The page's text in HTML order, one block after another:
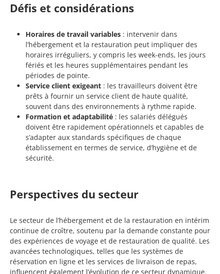
Défis et considérations
Horaires de travail variables : intervenir dans
l’hébergement et la restauration peut impliquer des
horaires irréguliers, y compris les week-ends, les jours
fériés et les heures supplémentaires pendant les
périodes de pointe.
Service client exigeant : les travailleurs doivent être
prêts à fournir un service client de haute qualité,
souvent dans des environnements à rythme rapide.
Formation et adaptabilité : les salariés délégués
doivent être rapidement opérationnels et capables de
s’adapter aux standards spécifiques de chaque
établissement en termes de service, d’hygiène et de
sécurité.
Perspectives du secteur
Le secteur de l’hébergement et de la restauration en intérim
continue de croître, soutenu par la demande constante pour
des expériences de voyage et de restauration de qualité. Les
avancées technologiques, telles que les systèmes de
réservation en ligne et les services de livraison de repas,
influencent également l’évolution de ce secteur dynamique.